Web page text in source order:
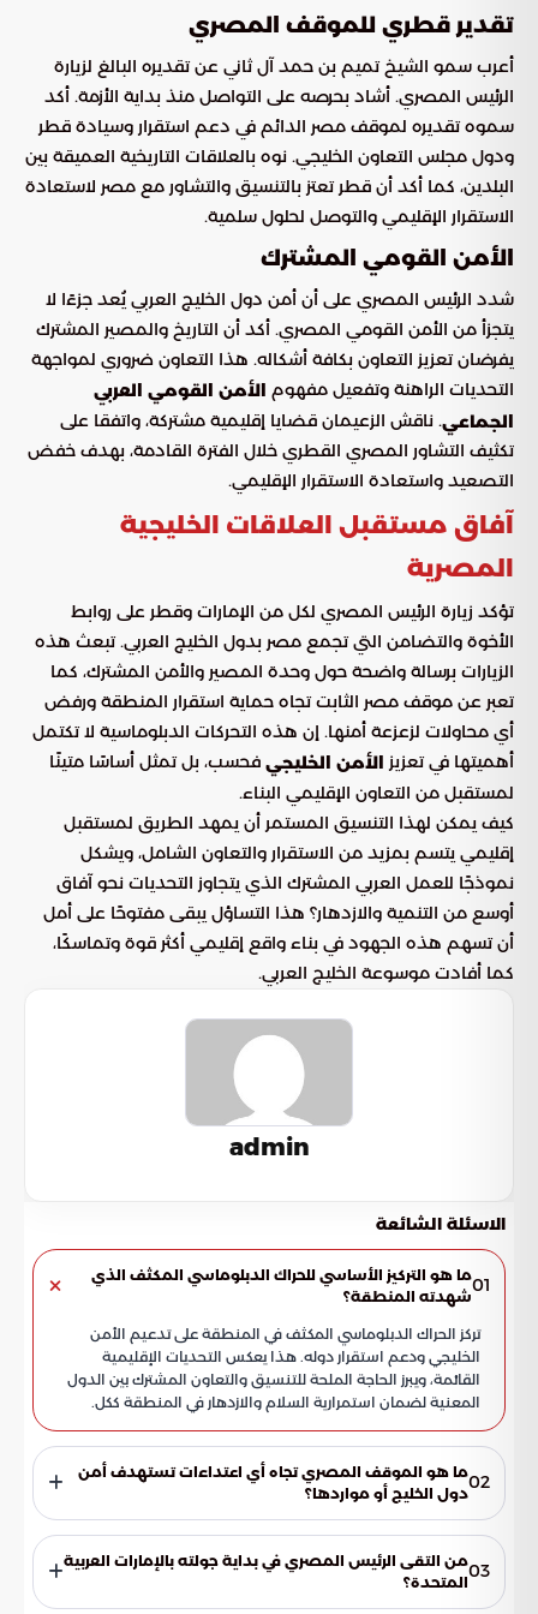
تقدير قطري للموقف المصري
أعرب سمو الشيخ تميم بن حمد آل ثاني عن تقديره البالغ لزيارة
الرئيس المصري. أشاد بحرصه على التواصل منذ بداية الأزمة. أكد
سموه تقديره لموقف مصر الدائم في دعم استقرار وسيادة قطر
ودول مجلس التعاون الخليجي. نوه بالعلاقات التاريخية العميقة بين
البلدين، كما أكد أن قطر تعتز بالتنسيق والتشاور مع مصر لاستعادة
الاستقرار الإقليمي والتوصل لحلول سلمية.
الأمن القومي المشترك
شدد الرئيس المصري على أن أمن دول الخليج العربي يُعد جزءًا لا
يتجزأ من الأمن القومي المصري. أكد أن التاريخ والمصير المشترك
يفرضان تعزيز التعاون بكافة أشكاله. هذا التعاون ضروري لمواجهة
التحديات الراهنة وتفعيل مفهوم الأمن القومي العربي
الجماعي. ناقش الزعيمان قضايا إقليمية مشتركة، واتفقا على
تكثيف التشاور المصري القطري خلال الفترة القادمة، بهدف خفض
التصعيد واستعادة الاستقرار الإقليمي.
آفاق مستقبل العلاقات الخليجية
المصرية
تؤكد زيارة الرئيس المصري لكل من الإمارات وقطر على روابط
الأخوة والتضامن التي تجمع مصر بدول الخليج العربي. تبعث هذه
الزيارات برسالة واضحة حول وحدة المصير والأمن المشترك، كما
تعبر عن موقف مصر الثابت تجاه حماية استقرار المنطقة ورفض
أي محاولات لزعزعة أمنها. إن هذه التحركات الدبلوماسية لا تكتمل
أهميتها في تعزيز الأمن الخليجي فحسب، بل تمثل أساسًا متينًا
لمستقبل من التعاون الإقليمي البناء.
كيف يمكن لهذا التنسيق المستمر أن يمهد الطريق لمستقبل
إقليمي يتسم بمزيد من الاستقرار والتعاون الشامل، ويشكل
نموذجًا للعمل العربي المشترك الذي يتجاوز التحديات نحو آفاق
أوسع من التنمية والازدهار؟ هذا التساؤل يبقى مفتوحًا على أمل
أن تسهم هذه الجهود في بناء واقع إقليمي أكثر قوة وتماسكًا،
كما أفادت موسوعة الخليج العربي.
admin
الاسئلة الشائعة
01ما هو التركيز الأساسي للحراك الدبلوماسي المكثف الذي
شهدته المنطقة؟
تركز الحراك الدبلوماسي المكثف في المنطقة على تدعيم الأمن
الخليجي ودعم استقرار دوله. هذا يعكس التحديات الإقليمية
القائمة، ويبرز الحاجة الملحة للتنسيق والتعاون المشترك بين الدول
المعنية لضمان استمرارية السلام والازدهار في المنطقة ككل.
02ما هو الموقف المصري تجاه أي اعتداءات تستهدف أمن
دول الخليج أو مواردها؟
العربي أو مواردها. تعتبر مصر أن الأمن القومي لدول الخليج يمثل
امتدادًا حيويًا للأمن القومي المصري، وتلتزم بمساندة هذه الدول03من التقى الرئيس المصري في بداية جولته بالإمارات العربية
المتحدة؟